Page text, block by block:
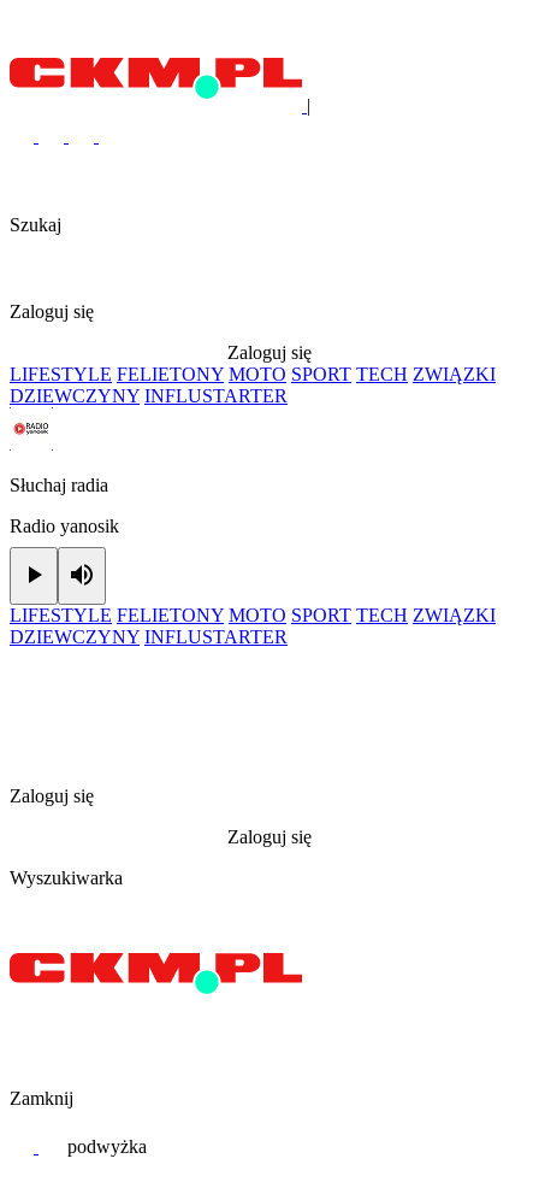
|
Szukaj
Zaloguj się
Zaloguj się
LIFESTYLE FELIETONY MOTO SPORT TECH ZWIĄZKI
DZIEWCZYNY INFLUSTARTER
Słuchaj radia
Radio yanosik
Play
LIFESTYLE FELIETONY MOTO SPORT TECH ZWIĄZKI
DZIEWCZYNY INFLUSTARTER
Zaloguj się
Zaloguj się
Wyszukiwarka
Zamknij
podwyżka